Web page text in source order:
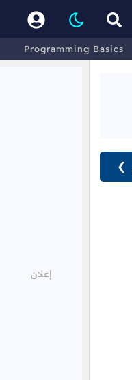
Programming Basics
❯